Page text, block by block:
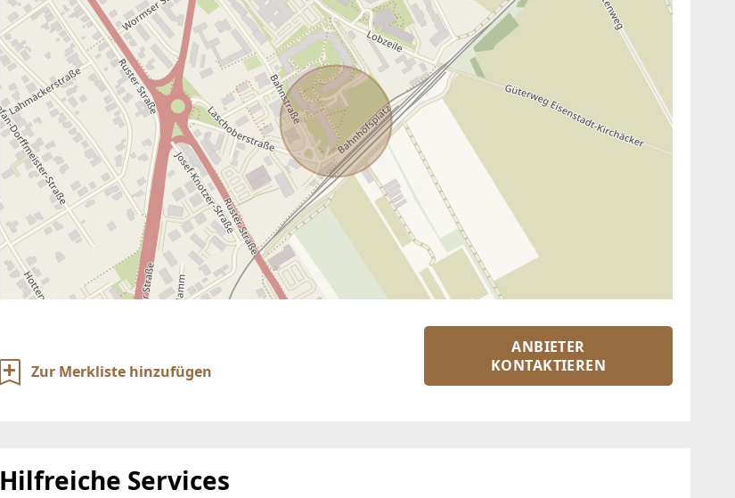
Zur Merkliste hinzufügen
ANBIETER
KONTAKTIEREN
Hilfreiche Services